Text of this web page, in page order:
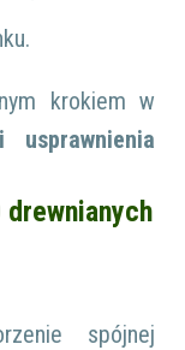
krokiem w
spójnej